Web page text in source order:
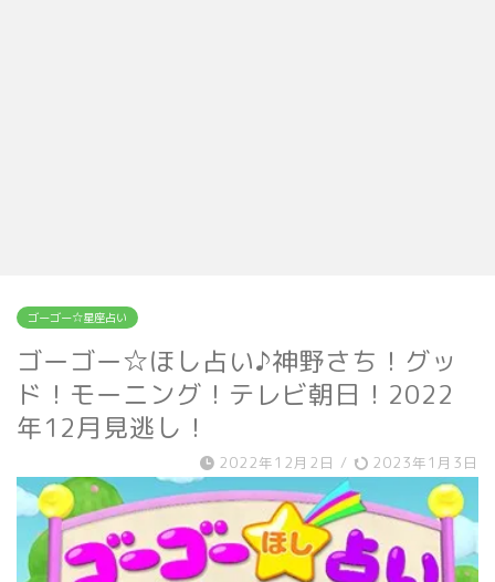
ゴーゴー☆星座占い
ゴーゴー☆ほし占い♪神野さち！グッ
ド！モーニング！テレビ朝日！2022
年12月見逃し！
2022年12月2日 / 2023年1月3日